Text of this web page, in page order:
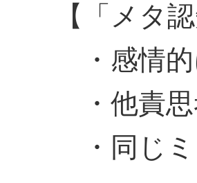
【「メタ
・感情的
・他責思
・同じミ